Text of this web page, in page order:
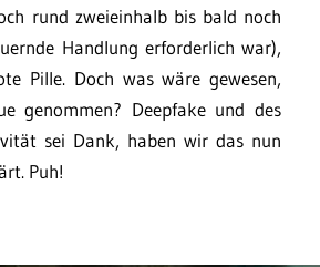
rund zweieinhalb bis bald noch
Handlung erforderlich war),
Pille. Doch was wäre gewesen,
genommen? Deepfake und des
sei Dank, haben wir das nun
Puh!